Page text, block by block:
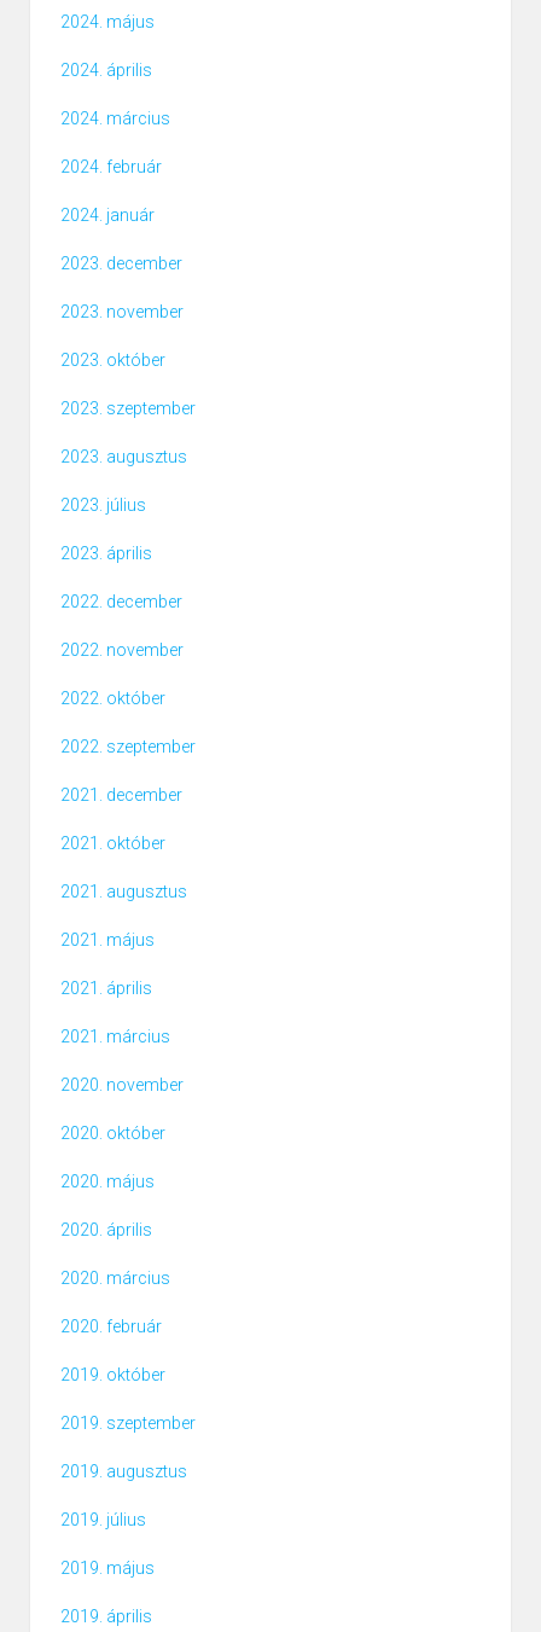
2024. május
2024. április
2024. március
2024. február
2024. január
2023. december
2023. november
2023. október
2023. szeptember
2023. augusztus
2023. július
2023. április
2022. december
2022. november
2022. október
2022. szeptember
2021. december
2021. október
2021. augusztus
2021. május
2021. április
2021. március
2020. november
2020. október
2020. május
2020. április
2020. március
2020. február
2019. október
2019. szeptember
2019. augusztus
2019. július
2019. május
2019. április